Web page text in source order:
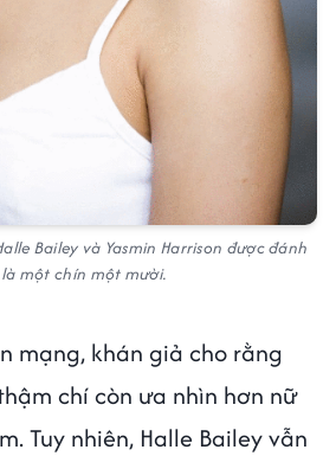
Bailey và Yasmin Harrison được đánh
một chín một mười.
mạng, khán giả cho rằng
chí còn ưa nhìn hơn nữ
Tuy nhiên, Halle Bailey vẫn